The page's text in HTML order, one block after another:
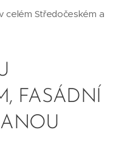
celém Středočeském a
FASÁDNÍ